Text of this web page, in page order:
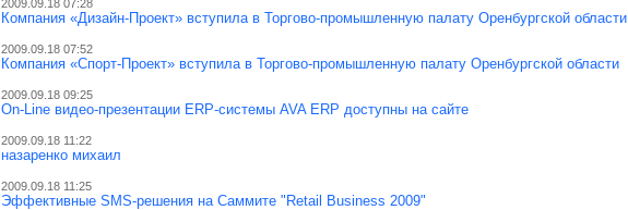
2009.09.18 07:28
Компания «Дизайн-Проект» вступила в Торгово-промышленную палату Оренбургской области
2009.09.18 07:52
Компания «Спорт-Проект» вступила в Торгово-промышленную палату Оренбургской области
2009.09.18 09:25
On-Line видео-презентации ERP-системы AVA ERP доступны на сайте
2009.09.18 11:22
назаренко михаил
2009.09.18 11:25
Эффективные SMS-решения на Саммите "Retail Business 2009"